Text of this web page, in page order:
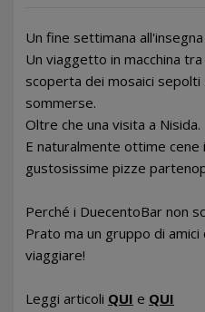
Un fine settimana
Un viaggetto in macchina
scoperta dei mosaici
sommerse.
Oltre che una visita a Nisida.
E naturalmente ottime cene
gustosissime pizze
Perché i DuecentoBar non
Prato ma un gruppo di
viaggiare!
Leggi articoli QUI e QUI